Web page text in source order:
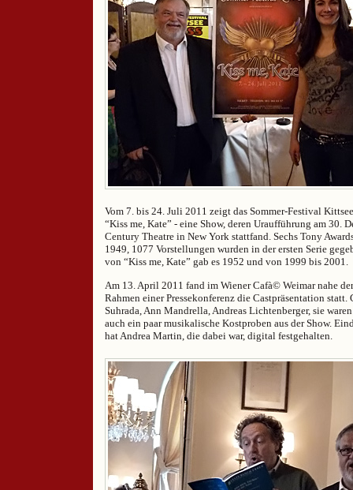
Vom 7. bis 24. Juli 2011 zeigt das Sommer-Festival
“Kiss me, Kate” - eine Show, deren Uraufführung am 30.
Century Theatre in New York stattfand. Sechs Tony
1949, 1077 Vorstellungen wurden in der ersten Serie
von “Kiss me, Kate” gab es 1952 und von 1999 bis 2001.
Am 13. April 2011 fand im Wiener Cafà© Weimar nahe
Rahmen einer Pressekonferenz die Castpräsentation statt.
Suhrada, Ann Mandrella, Andreas Lichtenberger, sie
auch ein paar musikalische Kostproben aus der Show.
hat Andrea Martin, die dabei war, digital festgehalten.